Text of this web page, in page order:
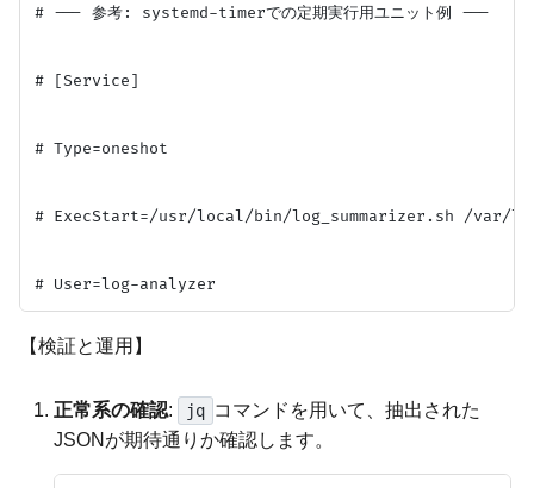
# --- 参考: systemd-timerでの定期実行用ユニット例 ---
# [Service]
# Type=oneshot
# ExecStart=/usr/local/bin/log_summarizer.sh /var/
【検証と運用】
正常系の確認: jq コマンドを用いて、抽出された
JSONが期待通りか確認します。